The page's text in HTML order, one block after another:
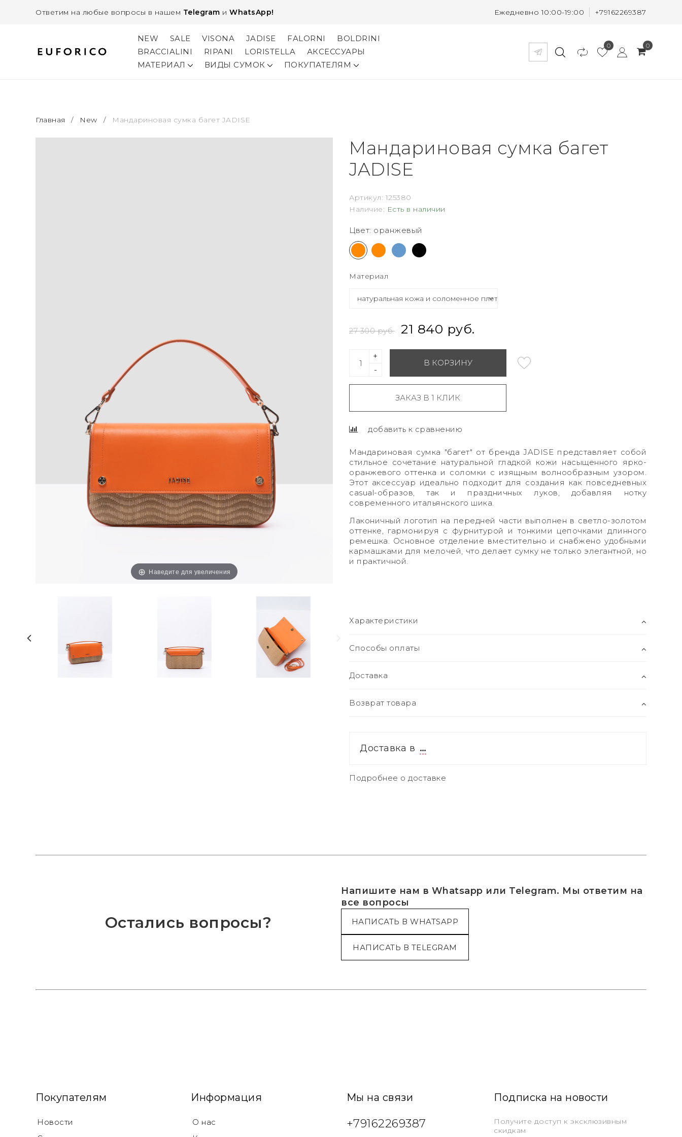
Ответим на любые вопросы в нашем Telegram и WhatsApp! Ежедневно 10:00-19:00 +79162269387
NEW SALE VISONA JADISE FALORNI
BOLDRINI
BRACCIALINI
RIPANI LORISTELLA
АКСЕССУАРЫ
МАТЕРИАЛ
ВИДЫ СУМОК ПОКУПАТЕЛЯМ
0 0
Главная / New / Мандариновая сумка багет JADISE
Наведите для увеличения
Мандариновая сумка багет
JADISE
Артикул: 125380
Наличие: Есть в наличии
Цвет: оранжевый
Материал
27 300 руб. 21 840 руб.
-
+
В КОРЗИНУ
ЗАКАЗ В 1 КЛИК
добавить к сравнению
Мандариновая сумка "багет" от бренда JADISE представляет собой
стильное сочетание натуральной гладкой кожи насыщенного ярко-
оранжевого оттенка и соломки с изящным волнообразным узором.
Этот аксессуар идеально подходит для создания как повседневных
casual-образов, так и праздничных луков, добавляя нотку
современного итальянского шика.
Лаконичный логотип на передней части выполнен в светло-золотом
оттенке, гармонируя с фурнитурой и тонкими цепочками длинного
ремешка. Основное отделение вместительно и снабжено удобными
кармашками для мелочей, что делает сумку не только элегантной, но
и практичной.
Характеристики
Способы оплаты
Доставка
Возврат товара
Доставка в …
Подробнее о доставке
Остались вопросы?
Напишите нам в Whatsapp или Telegram. Мы ответим на
все вопросы
НАПИСАТЬ В WHATSAPP
НАПИСАТЬ В TELEGRAM
Покупателям
Новости
Информация
О нас
Мы на связи
+79162269387
Подписка на новости
Получите доступ к эксклюзивным
скидкам